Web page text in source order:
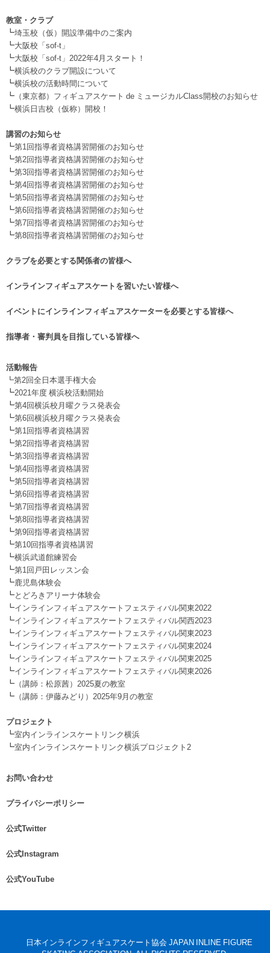
教室・クラブ
┗埼玉校（仮）開設準備中のご案内
┗大阪校「sof-t」
┗大阪校「sof-t」2022年4月スタート！
┗横浜校のクラブ開設について
┗横浜校の活動時間について
┗ （東京都）フィギュアスケート de ミュージカルClass開校のお知らせ
┗横浜日吉校（仮称）開校！
講習のお知らせ
┗第1回指導者資格講習開催のお知らせ
┗第2回指導者資格講習開催のお知らせ
┗第3回指導者資格講習開催のお知らせ
┗第4回指導者資格講習開催のお知らせ
┗第5回指導者資格講習開催のお知らせ
┗第6回指導者資格講習開催のお知らせ
┗第7回指導者資格講習開催のお知らせ
┗第8回指導者資格講習開催のお知らせ
クラブを必要とする関係者の皆様へ
インラインフィギュアスケートを習いたい皆様へ
イベントにインラインフィギュアスケーターを必要とする皆様へ
指導者・審判員を目指している皆様へ
活動報告
┗第2回全日本選手権大会
┗2021年度 横浜校活動開始
┗第4回横浜校月曜クラス発表会
┗第6回横浜校月曜クラス発表会
┗第1回指導者資格講習
┗第2回指導者資格講習
┗第3回指導者資格講習
┗第4回指導者資格講習
┗第5回指導者資格講習
┗第6回指導者資格講習
┗第7回指導者資格講習
┗第8回指導者資格講習
┗第9回指導者資格講習
┗第10回指導者資格講習
┗横浜武道館練習会
┗第1回戸田レッスン会
┗鹿児島体験会
┗とどろきアリーナ体験会
┗インラインフィギュアスケートフェスティバル関東2022
┗インラインフィギュアスケートフェスティバル関西2023
┗インラインフィギュアスケートフェスティバル関東2023
┗インラインフィギュアスケートフェスティバル関東2024
┗インラインフィギュアスケートフェスティバル関東2025
┗インラインフィギュアスケートフェスティバル関東2026
┗ （講師：松原茜）2025夏の教室
┗ （講師：伊藤みどり）2025年9月の教室
プロジェクト
┗室内インラインスケートリンク横浜
┗室内インラインスケートリンク横浜プロジェクト2
お問い合わせ
プライバシーポリシー
公式Twitter
公式Instagram
公式YouTube
©日本インラインフィギュアスケート協会 JAPAN INLINE FIGURE